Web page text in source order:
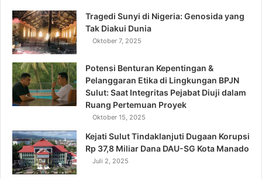
Tragedi Sunyi di Nigeria: Genosida yang
Tak Diakui Dunia
Oktober 7, 2025
Potensi Benturan Kepentingan &
Pelanggaran Etika di Lingkungan BPJN
Sulut: Saat Integritas Pejabat Diuji dalam
Ruang Pertemuan Proyek
Oktober 15, 2025
Kejati Sulut Tindaklanjuti Dugaan Korupsi
Rp 37,8 Miliar Dana DAU-SG Kota Manado
Juli 2, 2025